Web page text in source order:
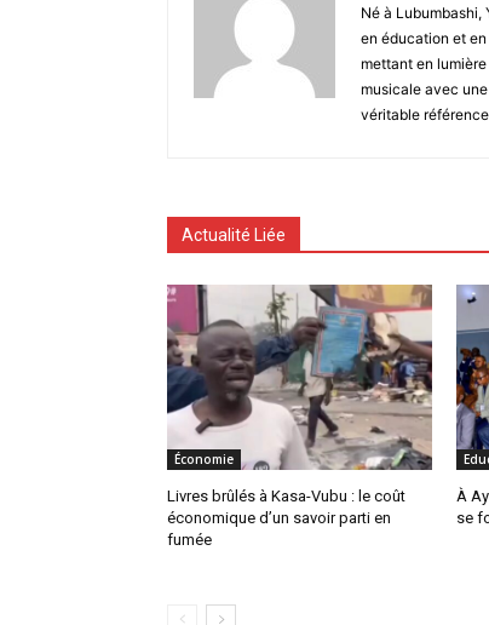
Né à Lubumbashi,
en éducation et
mettant en
musicale avec
véritable
Actualité Liée
Économie
Livres brûlés à Kasa-Vubu : le coût
économique d’un savoir parti en
fumée
À
se